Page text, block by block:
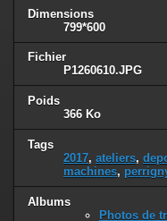
Dimensions
799*600
Fichier
P1260610.JPG
Poids
366 Ko
Tags
2017, ateliers,
machines,
Albums
Photos de